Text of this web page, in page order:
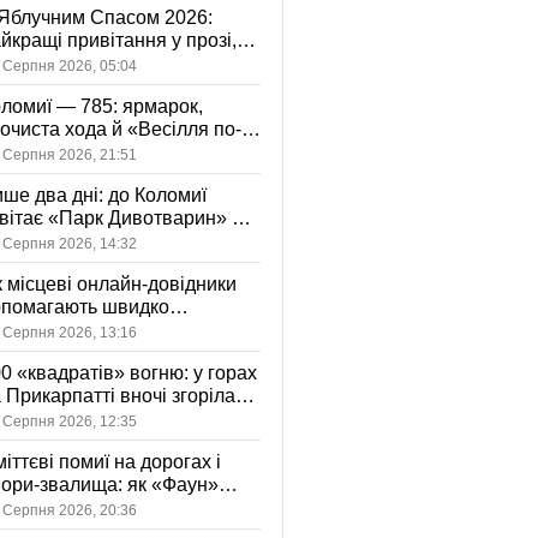
Спасом 2026:
привітання у прозі,
та картинках
Серпня 2026, 05:04
— 785: ярмарок,
хода й «Весілля по-
— чим
День міста
Серпня 2026, 21:51
два дні: до Коломиї
«Парк Дивотварин» — і
безкоштовний
Серпня 2026, 14:32
місцеві онлайн-довідники
швидко
послуги у своєму
Серпня 2026, 13:16
«квадратів» вогню: у горах
Прикарпатті вночі згоріла
є постраждала
Серпня 2026, 12:35
помиї на дорогах і
звалища: як «Фаун»
відходи в Коломиї
Серпня 2026, 20:36